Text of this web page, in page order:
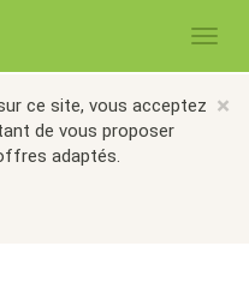
×
ce site, vous acceptez
de vous proposer
adaptés.